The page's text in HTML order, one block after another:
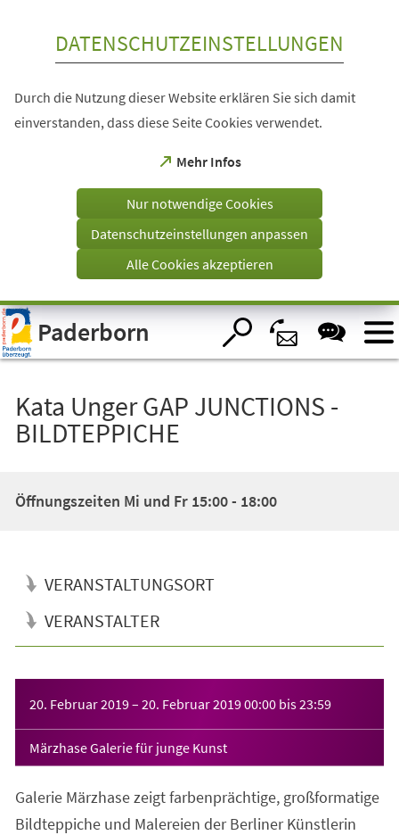
Visuelle
Assistenzsoftware
öffnen.
DATENSCHUTZEINSTELLUNGEN
Durch die Nutzung dieser Website erklären Sie sich damit
einverstanden, dass diese Seite Cookies verwendet.
Mehr Infos
(Öffnet
einem
Tab)
Nur notwendige Cookies
Datenschutzeinstellungen anpassen
Alle Cookies akzeptieren
Paderborn
Kata Unger GAP JUNCTIONS -
BILDTEPPICHE
Öffnungszeiten Mi und Fr 15:00 - 18:00
VERANSTALTUNGSORT
VERANSTALTER
20. Februar 2019– 20. Februar 201900:00 bis23:59
Märzhase Galerie für junge Kunst
Galerie Märzhase zeigt farbenprächtige, großformatige
Bildteppiche und Malereien der Berliner Künstlerin